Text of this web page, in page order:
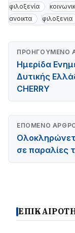
φιλοξενία
ανοικτα
φιλοξενια
ΠΡΟΗΓΟΎΜΕΝΟ
Ημερίδα
Δυτικής
CHERRY
ΕΠΌΜΕΝΟ
σε παραλίες